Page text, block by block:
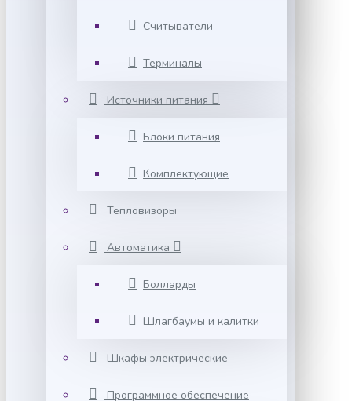
Считыватели
Терминалы
Источники питания
Блоки питания
Комплектующие
Тепловизоры
Автоматика
Болларды
Шлагбаумы и калитки
Шкафы электрические
Программное обеспечение